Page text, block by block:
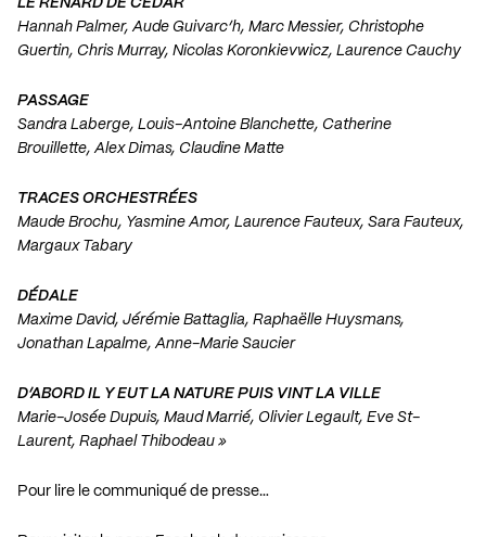
LE RENARD DE CEDAR
Hannah Palmer, Aude Guivarc’h, Marc Messier, Christophe
Guertin, Chris Murray, Nicolas Koronkievwicz, Laurence Cauchy
PASSAGE
Sandra Laberge, Louis-Antoine Blanchette, Catherine
Brouillette, Alex Dimas, Claudine Matte
TRACES ORCHESTRÉES
Maude Brochu, Yasmine Amor, Laurence Fauteux, Sara Fauteux,
Margaux Tabary
DÉDALE
Maxime David, Jérémie Battaglia, Raphaëlle Huysmans,
Jonathan Lapalme, Anne-Marie Saucier
D’ABORD IL Y EUT LA NATURE PUIS VINT LA VILLE
Marie-Josée Dupuis, Maud Marrié, Olivier Legault, Eve St-
Laurent, Raphael Thibodeau »
Pour lire le communiqué de presse…